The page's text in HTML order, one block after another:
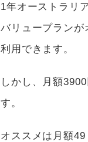
1年オーストラリ
バリュープランが
利用できます。
しかし、月額
す。
オススメは月額49